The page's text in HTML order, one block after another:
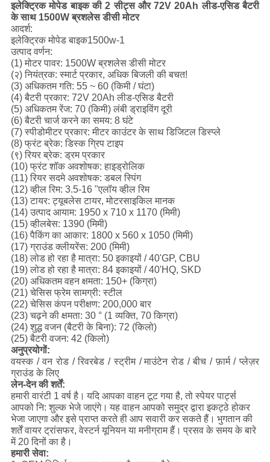
इलेक्ट्रिक मोपेड बाइक की 2 सीट्स और 72V 20Ah लीड-एसिड बैटरी
के साथ 1500W ब्रशलेस डीसी मोटर
आदर्श:
इलेक्ट्रिक मोपेड बाइक1500w-1
उत्पाद वर्णन:
(1) मोटर पावर: 1500W ब्रशलेस डीसी मोटर
(२) नियंत्रक: स्मार्ट प्रकार, अधिक बिजली की बचत!
(3) अधिकतम गति: 55 ~ 60 (किमी / घंटा)
(4) बैटरी प्रकार: 72V 20Ah लीड-एसिड बैटरी
(5) अधिकतम रेंज: 70 (किमी) लंबी ड्राइविंग दूरी
(6) बैटरी चार्ज करने का समय: 8 घंटे
(7) स्पीडोमीटर प्रकार: मीटर काउंटर के साथ डिजिटल डिस्प्ले
(8) फ्रंट ब्रेक: डिस्क ग्रिप टाइप
(९) रियर ब्रेक: ड्रम प्रकार
(10) फ्रंट शॉक अवशोषक: हाइड्रोलिक
(11) रियर सदमे अवशोषक: डबल स्पिंग
(12) व्हील रिम: 3.5-16 "एलॉय व्हील रिम
(13) टायर: ट्यूबलेस टायर, मोटरसाइकिल मानक
(14) उत्पाद आयाम: 1950 x 710 x 1170 (मिमी)
(15) व्हीलबेस: 1390 (मिमी)
(16) पैकिंग का आकार: 1800 x 560 x 1050 (मिमी)
(17) ग्राउंड क्लीयरेंस: 200 (मिमी)
(18) लोड हो रहा है मात्रा: 50 इकाइयों / 40'GP, CBU
(19) लोड हो रहा है मात्रा: 84 इकाइयों / 40'HQ, SKD
(20) अधिकतम वहन क्षमता: 150+ (किग्रा)
(21) चेसिस फ्रेम सामग्री: स्टील
(22) चेसिस कंपन परीक्षण: 200,000 बार
(23) चढ़ने की क्षमता: 30 ° (1 व्यक्ति, 70 किग्रा)
(24) शुद्ध वजन (बैटरी के बिना): 72 (किलो)
(25) बैटरी वजन: 42 (किलो)
अनुप्रयोगों:
वयस्क / वन रोड / रिवरबेड / स्ट्रीम / माउंटेन रोड / बीच / फ़ार्म / प्लेज़र
ग्राउंड के लिए
लेन-देन की शर्तें:
हमारी वारंटी 1 वर्ष है। यदि आपका वाहन टूट गया है, तो स्पेयर पार्ट्स
आपको नि: शुल्क भेजे जाएंगे। यह वाहन आपको समुद्र द्वारा इकट्ठे होकर
भेजा जाएगा और इसे प्राप्त करते ही आप सवारी कर सकते हैं। भुगतान की
शर्तें वायर ट्रांसफर, वेस्टर्न यूनियन या मनीग्राम हैं। प्रसव के समय के बारे
में 20 दिनों का है।
हमारी सेवा: